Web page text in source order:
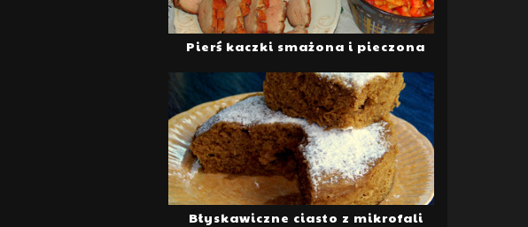
Pierś kaczki smażona i pieczona
Błyskawiczne ciasto z mikrofali